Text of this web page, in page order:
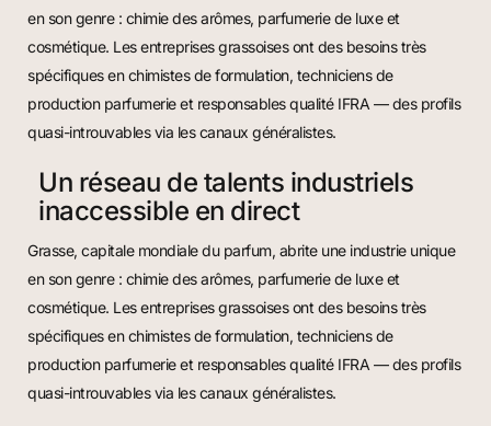
en son genre : chimie des arômes, parfumerie de luxe et
cosmétique. Les entreprises grassoises ont des besoins très
spécifiques en chimistes de formulation, techniciens de
production parfumerie et responsables qualité IFRA — des profils
quasi-introuvables via les canaux généralistes.
Un réseau de talents industriels
inaccessible en direct
Grasse, capitale mondiale du parfum, abrite une industrie unique
en son genre : chimie des arômes, parfumerie de luxe et
cosmétique. Les entreprises grassoises ont des besoins très
spécifiques en chimistes de formulation, techniciens de
production parfumerie et responsables qualité IFRA — des profils
quasi-introuvables via les canaux généralistes.